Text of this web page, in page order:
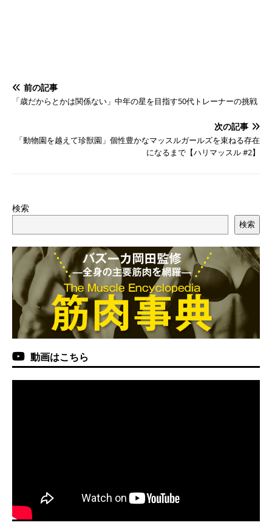
前の記事
「歳だからとかは関係ない」中年の星を目指す50代トレーナーの挑戦
次の記事
「動物園を越えて珍獣園」個性豊かなマッスルガールズを束ねる存在
になるまで【ハリマッスル #2】
検索
検索
動画はこちら